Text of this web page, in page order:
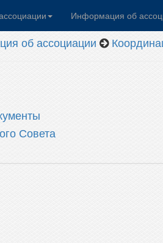
Информация об
об ассоциации
Совета